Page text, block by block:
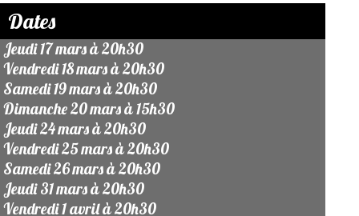
Dates
Jeudi 17 mars à 20h30
Vendredi 18 mars à 20h30
Samedi 19 mars à 20h30
Dimanche 20 mars à 15h30
Jeudi 24 mars à 20h30
Vendredi 25 mars à 20h30
Samedi 26 mars à 20h30
Jeudi 31 mars à 20h30
Vendredi 1 avril à 20h30